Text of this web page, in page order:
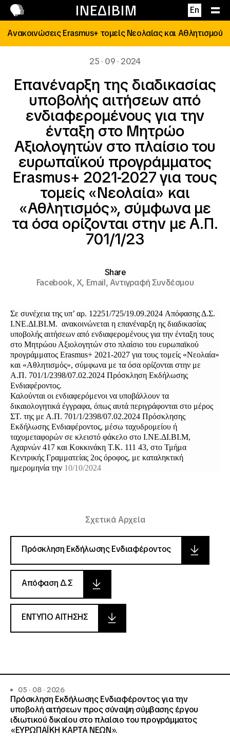
ΙΝΕΔΙΒΙΜ En
Επικοινωνία
Ανακοινώσεις Erasmus+ τομείς Νεολαίας και Αθλητισμού
25 · 09 · 2024
Eπανέναρξη της διαδικασίας
υποβολής αιτήσεων από
ενδιαφερομένους για την
ένταξη στο Μητρώο
Αξιολογητών στο πλαίσιο του
ευρωπαϊκού προγράμματος
Erasmus+ 2021-2027 για τους
τομείς «Νεολαία» και
«Αθλητισμός», σύμφωνα με
τα όσα ορίζονται στην με Α.Π.
701/1/23
Share
Facebook,X, Email,Αντιγραφή Συνδέσμου
Σε συνέχεια της υπ’ αρ. 12251/725/19.09.2024 Απόφασης Δ.Σ.
Ι.ΝΕ.ΔΙ.ΒΙ.Μ. ανακοινώνεται η επανέναρξη ης διαδικασίας
υποβολής αιτήσεων από ενδιαφερομένους για την ένταξη τους
στο Μητρώου Αξιολογητών στο πλαίσιο του ευρωπαϊκού
προγράμματος Erasmus+ 2021-2027 για τους τομείς «Νεολαία»
και «Αθλητισμός», σύμφωνα με τα όσα ορίζονται στην με
Α.Π. 701/1/2398/07.02.2024 Πρόσκληση Εκδήλωσης
Ενδιαφέροντος.
Καλούνται οι ενδιαφερόμενοι να υποβάλλουν τα
δικαιολογητικά έγγραφα, όπως αυτά περιγράφονται στο μέρος
ΣΤ. της με Α.Π. 701/1/2398/07.02.2024 Πρόσκλησης
Εκδήλωσης Ενδιαφέροντος, μέσω ταχυδρομείου ή
ταχυμεταφορών σε κλειστό φάκελο στο Ι.ΝΕ.ΔΙ.ΒΙ.Μ,
Αχαρνών 417 και Κοκκινάκη Τ.Κ. 111 43, στο Τμήμα
Κεντρικής Γραμματείας 2ος όροφος, με καταληκτική
ημερομηνία την 10/10/2024
Σχετικά Αρχεία
Πρόσκληση Εκδήλωσης Ενδιαφέροντος
Απόφαση Δ.Σ
ΕΝΤΥΠΟ ΑΙΤΗΣΗΣ
05 · 08 · 2026
Πρόσκληση Εκδήλωσης Ενδιαφέροντος για την
υποβολή αιτήσεων προς σύναψη σύμβασης έργου
ιδιωτικού δικαίου στο πλαίσιο του προγράμματος
«ΕΥΡΩΠΑΪΚΗ ΚΑΡΤΑ ΝΕΩΝ».